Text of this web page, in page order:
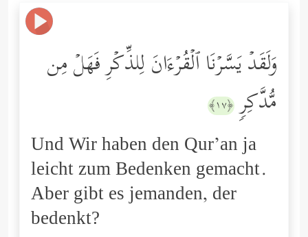
وَلَقَدۡ یَسَّرۡنَا ٱلۡقُرۡءَانَ لِلذِّكۡرِ فَهَلۡ مِن
مُّدَّكِرࣲ ﴿١٧﴾
Und Wir haben den Qur’an ja
leicht zum Bedenken gemacht.
Aber gibt es jemanden, der
bedenkt?